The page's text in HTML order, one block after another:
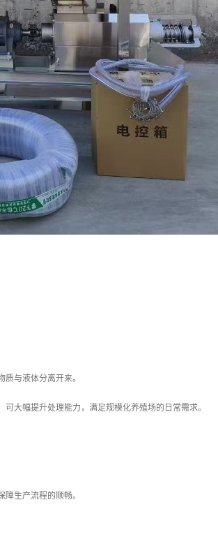
与液体分离开来。
大幅提升处理能力，满足规模化养殖场的日常需求。
生产流程的顺畅。